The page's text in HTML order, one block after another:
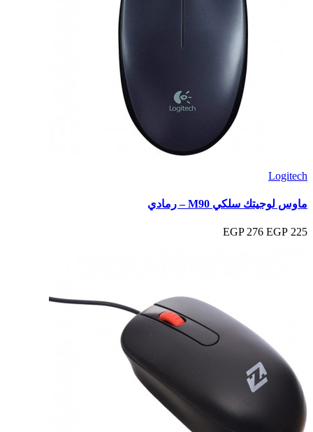
Logitech
ماوس لوجيتك سلكي M90 – رمادي
225 EGP
276 EGP